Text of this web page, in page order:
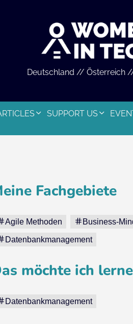
Deutschland // Österreich
SUPPORT US
Fachgebiete
Agile Methoden Business-
Datenbankmanagement
möchte ich
Datenbankmanagement